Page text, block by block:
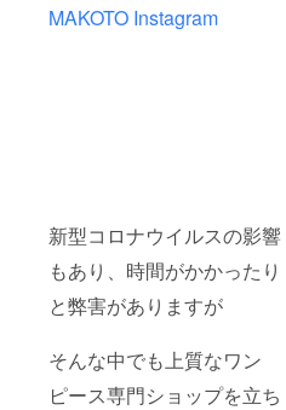
MAKOTO Instagram
新型コロナウイルスの影響
もあり、時間がかかったり
と弊害がありますが
そんな中でも上質なワン
ピース専門ショップを立ち